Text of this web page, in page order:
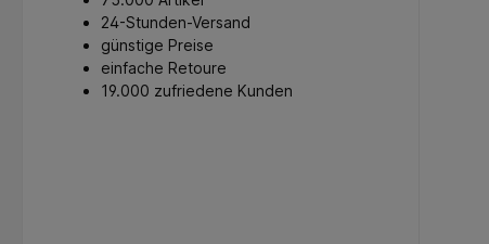
24-Stunden-Versand
günstige Preise
einfache Retoure
19.000 zufriedene Kunden